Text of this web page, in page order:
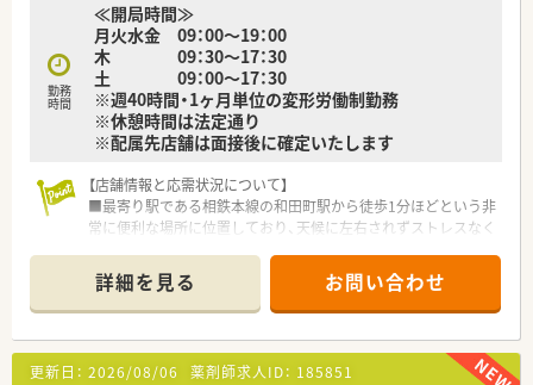
勤務
時間
≪開局時間≫
月火水金 09：00～19：00
木 09：30～17：30
土 09：00～17：30
※週40時間・1ヶ月単位の変形労働制勤務
※休憩時間は法定通り
※配属先店舗は面接後に確定いたします
【店舗情報と応需状況について】
■最寄り駅である相鉄本線の和田町駅から徒歩1分ほどという非
常に便利な場所に位置しており、天候に左右されずストレスなく
■処方箋は近隣のクリニックを中心に1日平均100枚ほど応需し
ており、呼吸器科や小児科を含む幅広い科目を経験できます。
■常勤とパートの薬剤師が在籍して常時4名体制を維持してお
り、事務スタッフ2名と共に協力し合いながら業務に励んでいま
す。
詳細を見る お問い合わせ
更新日： 2026/08/06 薬剤師求人ID： 185851